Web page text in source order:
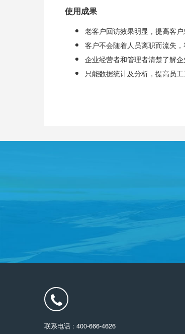
使用成果
老客户回访效果明显，提高客
客户不会随着人员离职而流失，
企业经营者和管理者清楚了解
只能数据统计及分析，提高员工
联系电话 : 400-666-4626